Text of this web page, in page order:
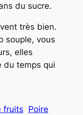
du sucre.
très bien.
souple, vous
elles
du temps qui
fruits Poire